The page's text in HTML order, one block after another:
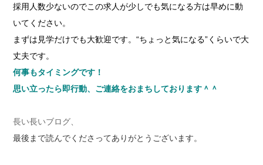
採用人数少ないのでこの求人が少しでも気になる方は早めに動
いてください。
まずは見学だけでも大歓迎です。“ちょっと気になる”くらいで大
丈夫です。
何事もタイミングです！
思い立ったら即行動、ご連絡をおまちしております＾＾
長い長いブログ、
最後まで読んでくださってありがとうございます。